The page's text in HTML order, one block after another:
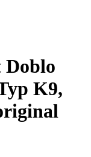
K9,